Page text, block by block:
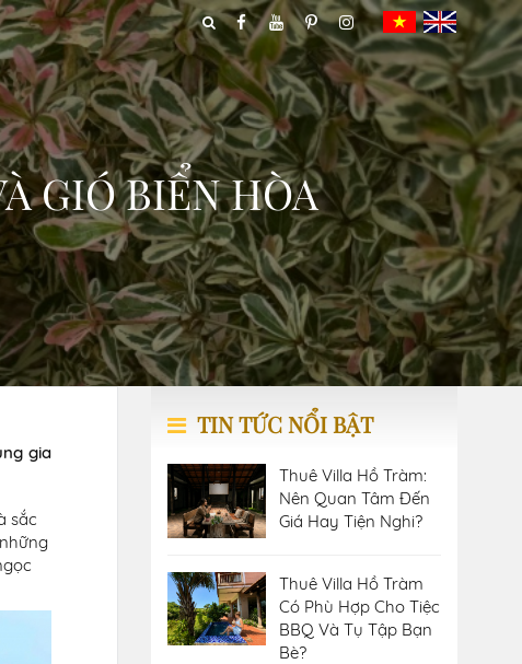
GIÓ BIỂN HÒA
gia
sắc
TIN TỨC NỔI BẬT
Thuê Villa Hồ Tràm:
Nên Quan Tâm Đến
Giá Hay Tiện Nghi?
Thuê Villa Hồ Tràm
Có Phù Hợp Cho Tiệc
BBQ Và Tụ Tập Bạn
Bè?